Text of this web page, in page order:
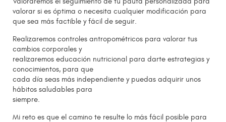
valorar si es óptima o necesita cualquier modificación para
que sea más factible y fácil de seguir.
Realizaremos controles antropométricos para valorar tus
cambios corporales y
realizaremos educación nutricional para darte estrategias y
conocimientos, para que
cada día seas más independiente y puedas adquirir unos
hábitos saludables para
siempre.
Mi reto es que el camino te resulte lo más fácil posible para